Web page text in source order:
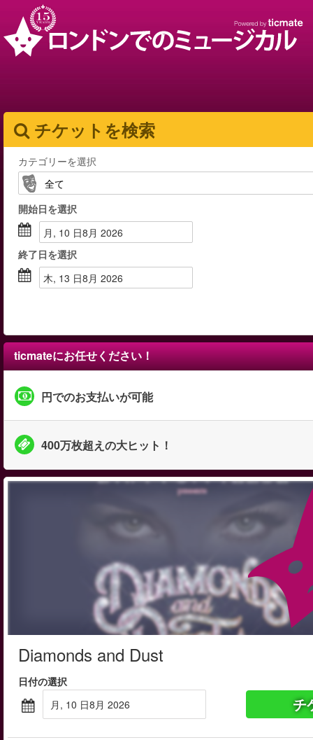
チケットを検索
カテゴリーを選択
開始日を選択
月, 10 日8月 2026
終了日を選択
木, 13 日8月 2026
ticmateにお任せください！
円でのお支払いが可能
400万枚超えの大ヒット！
Diamonds and Dust
日付の選択
月, 10 日8月 2026
チ